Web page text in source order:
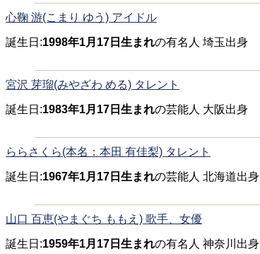
心鞠 游(こまり ゆう) アイドル
誕生日:1998年1月17日生まれの有名人 埼玉出身
宮沢 芽瑠(みやざわ める) タレント
誕生日:1983年1月17日生まれの芸能人 大阪出身
ららさくら(本名：本田 有佳梨) タレント
誕生日:1967年1月17日生まれの芸能人 北海道出身
山口 百恵(やまぐち ももえ) 歌手、女優
誕生日:1959年1月17日生まれの有名人 神奈川出身